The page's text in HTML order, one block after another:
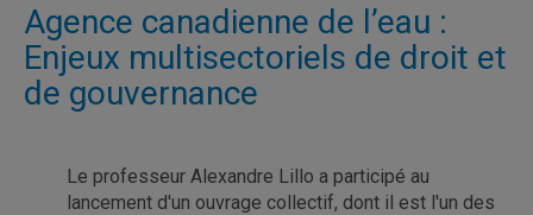
Agence canadienne de l’eau :
Enjeux multisectoriels de droit et
de gouvernance
Le professeur Alexandre Lillo a participé au
lancement d'un ouvrage collectif, dont il est l'un des